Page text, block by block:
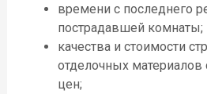
времени с последнего
пострадавшей комнаты;
качества и стоимости
отделочных материалов
цен;